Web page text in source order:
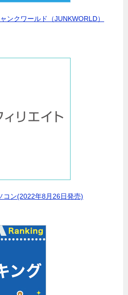
ンクワールド（JUNKWORLD）
コン(2022年8月26日発売)